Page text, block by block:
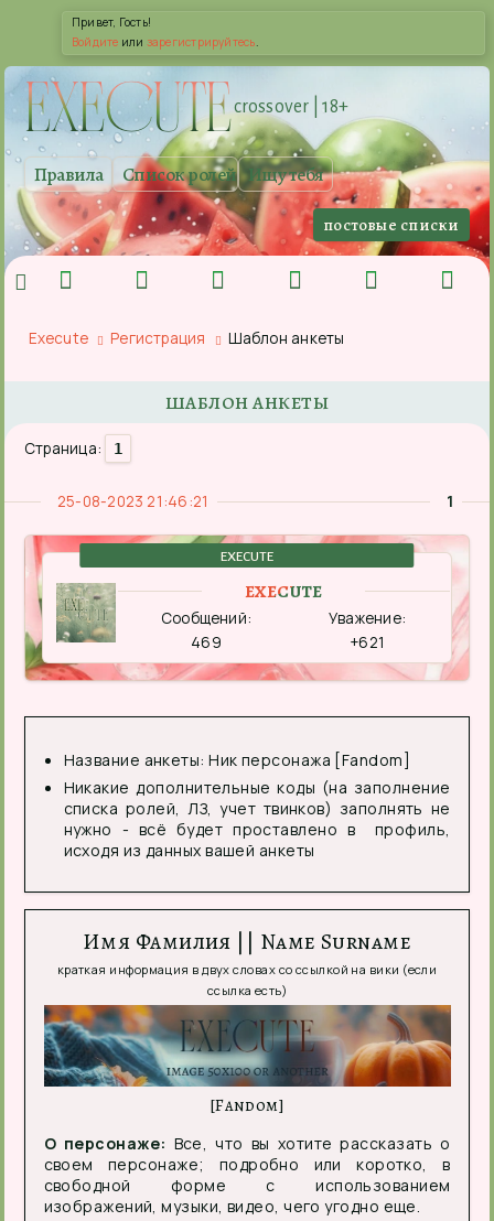
Правила Список ролей Ищу тебя
EXECUTEcrossover | 18+
постовые списки
Привет, Гость!
Войдите или зарегистрируйтесь.
Execute Регистрация Шаблон анкеты
ШАБЛОН АНКЕТЫ
Страница: 1
1
25-08-2023 21:46:21
EXECUTE
EXECUTE
Сообщений:
469
Уважение:
+621
Название анкеты: Ник персонажа [Fandom]
Никакие дополнительные коды (на заполнение
списка ролей, ЛЗ, учет твинков) заполнять не
нужно - всё будет проставлено в профиль,
исходя из данных вашей анкеты
Имя Фамилия || Name Surname
краткая информация в двух словах со ссылкой на вики (если
ссылка есть)
[Fandom]
О персонаже: Все, что вы хотите рассказать о
своем персонаже; подробно или коротко, в
свободной форме с использованием
изображений, музыки, видео, чего угодно еще.